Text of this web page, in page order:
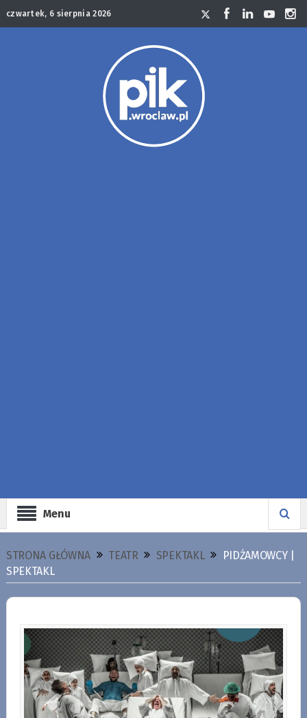
czwartek, 6 sierpnia 2026
Menu
STRONA GŁÓWNA TEATR SPEKTAKL
PIDŻAMOWCY |
SPEKTAKL